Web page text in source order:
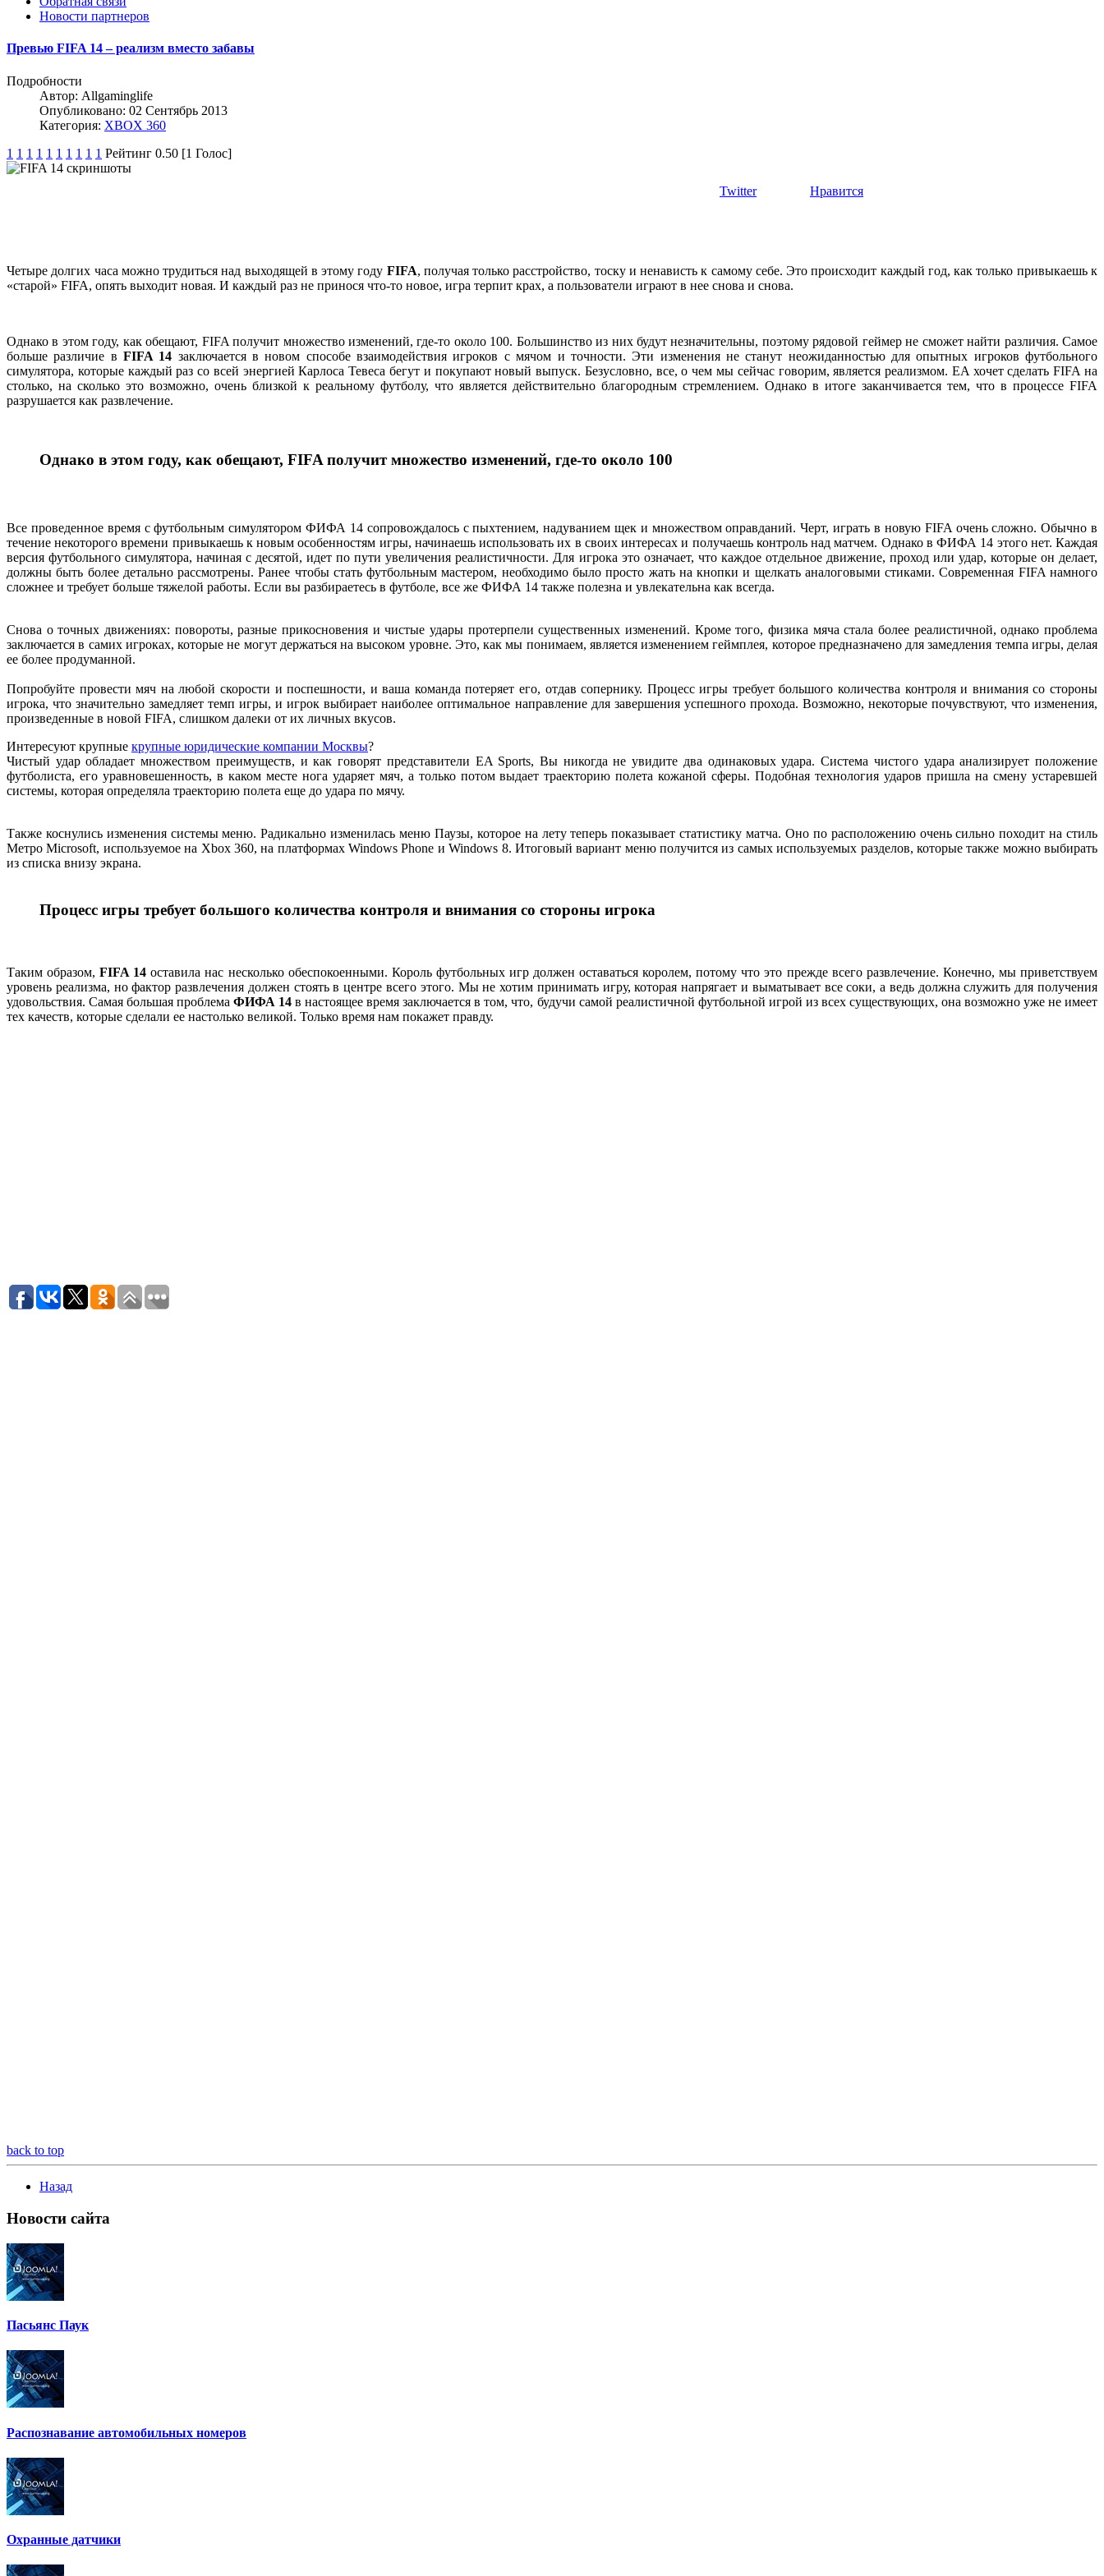
Новости партнеров
Превью FIFA 14 – реализм вместо забавы
Подробности
Автор: Allgaminglife
Опубликовано: 02 Сентябрь 2013
Категория: XBOX 360
1 1 1 1 1 1 1 1 1 1 Рейтинг 0.50 [1 Голос]
Twitter Нравится
Четыре долгих часа можно трудиться над выходящей в этому году FIFA, получая только расстройство, тоску и ненависть к самому себе. Это происходит каждый год, как только привыкаешь к
«старой» FIFA, опять выходит новая. И каждый раз не принося что-то новое, игра терпит крах, а пользователи играют в нее снова и снова.
Однако в этом году, как обещают, FIFA получит множество изменений, где-то около 100. Большинство из них будут незначительны, поэтому рядовой геймер не сможет найти различия. Самое
больше различие вFIFA 14 заключается в новом способе взаимодействия игроков с мячом и точности. Эти изменения не станут неожиданностью для опытных игроков футбольного
симулятора, которые каждый раз со всей энергией Карлоса Тевеса бегут и покупают новый выпуск. Безусловно, все, о чем мы сейчас говорим, является реализмом. EA хочет сделать FIFA на
столько, на сколько это возможно, очень близкой к реальному футболу, что является действительно благородным стремлением. Однако в итоге заканчивается тем, что в процессе FIFA
разрушается как развлечение.
Однако в этом году, как обещают, FIFA получит множество изменений, где-то около 100
Все проведенное время с футбольным симулятором ФИФА 14 сопровождалось с пыхтением, надуванием щек и множеством оправданий. Черт, играть в новую FIFA очень сложно. Обычно в
течение некоторого времени привыкаешь к новым особенностям игры, начинаешь использовать их в своих интересах и получаешь контроль над матчем. Однако в ФИФА 14 этого нет. Каждая
версия футбольного симулятора, начиная с десятой, идет по пути увеличения реалистичности. Для игрока это означает, что каждое отдельное движение, проход или удар, которые он делает,
должны быть более детально рассмотрены. Ранее чтобы стать футбольным мастером, необходимо было просто жать на кнопки и щелкать аналоговыми стиками. Современная FIFA намного
сложнее и требует больше тяжелой работы. Если вы разбираетесь в футболе, все же ФИФА 14 также полезна и увлекательна как всегда.
Снова о точных движениях: повороты, разные прикосновения и чистые удары протерпели существенных изменений. Кроме того, физика мяча стала более реалистичной, однако проблема
заключается в самих игроках, которые не могут держаться на высоком уровне. Это, как мы понимаем, является изменением геймплея, которое предназначено для замедления темпа игры, делая
ее более продуманной.
Попробуйте провести мяч на любой скорости и поспешности, и ваша команда потеряет его, отдав сопернику. Процесс игры требует большого количества контроля и внимания со стороны
игрока, что значительно замедляет темп игры, и игрок выбирает наиболее оптимальное направление для завершения успешного прохода. Возможно, некоторые почувствуют, что изменения,
произведенные в новой FIFA, слишком далеки от их личных вкусов.
Интересуют крупные крупные юридические компании Москвы?
Чистый удар обладает множеством преимуществ, и как говорят представители EA Sports, Вы никогда не увидите два одинаковых удара. Система чистого удара анализирует положение
футболиста, его уравновешенность, в каком месте нога ударяет мяч, а только потом выдает траекторию полета кожаной сферы. Подобная технология ударов пришла на смену устаревшей
системы, которая определяла траекторию полета еще до удара по мячу.
Также коснулись изменения системы меню. Радикально изменилась меню Паузы, которое на лету теперь показывает статистику матча. Оно по расположению очень сильно походит на стиль
Метро Microsoft, используемое на Xbox 360, на платформах Windows Phone и Windows 8. Итоговый вариант меню получится из самых используемых разделов, которые также можно выбирать
из списка внизу экрана.
Процесс игры требует большого количества контроля и внимания со стороны игрока
Таким образом,FIFA 14 оставила нас несколько обеспокоенными. Король футбольных игр должен оставаться королем, потому что это прежде всего развлечение. Конечно, мы приветствуем
уровень реализма, но фактор развлечения должен стоять в центре всего этого. Мы не хотим принимать игру, которая напрягает и выматывает все соки, а ведь должна служить для получения
удовольствия. Самая большая проблемаФИФА 14 в настоящее время заключается в том, что, будучи самой реалистичной футбольной игрой из всех существующих, она возможно уже не имеет
тех качеств, которые сделали ее настолько великой. Только время нам покажет правду.
back to top
Назад
Новости сайта
Пасьянс Паук
Распознавание автомобильных номеров
Охранные датчики